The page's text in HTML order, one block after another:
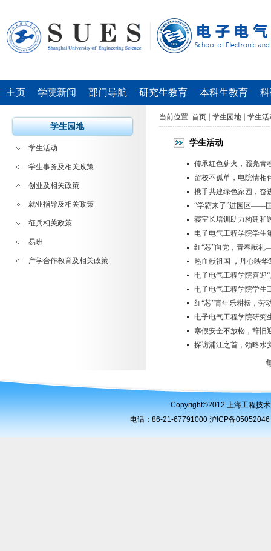
主页 学院新闻 部门导航 研究生教育 本科生教育
学生园地
学生活动
学生事务及相关政策
创业及相关政策
就业指导及相关政策
征兵相关政策
易班
产学合作教育及相关政策
当前位置: 首页 学生园地 学生活
学生活动
传承红色薪火，照亮青
留校不孤单，电院情相
携手共建绿色家园，奋
“学霸来了”进园区――
寝室长培训助力构建和
电子电气工程学院学生
红“芯”向党，青春献礼
热血献祖国 ，丹心映
电子电气工程学院喜迎
电子电气工程学院学生
红“芯”青年乐耕耘，劳
电子电气工程学院研究
寒假安全不放松，辞
探访浦江之首，领略水
Copyright©2012 上海工程技
电话：86-21-67791000 沪ICP备